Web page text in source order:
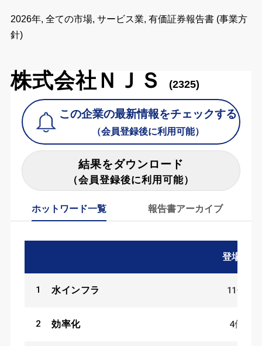
2026年, 全ての市場, サービス業, 有価証券報告書 (事業方
針)
株式会社ＮＪＳ (2325)
この企業の最新情報をチェックする
（会員登録後に利用可能）
結果をダウンロード
（会員登録後に利用可能）
ホットワード一覧 報告書アーカイブ
登場数
1 水インフラ 11件
2 効率化 4件